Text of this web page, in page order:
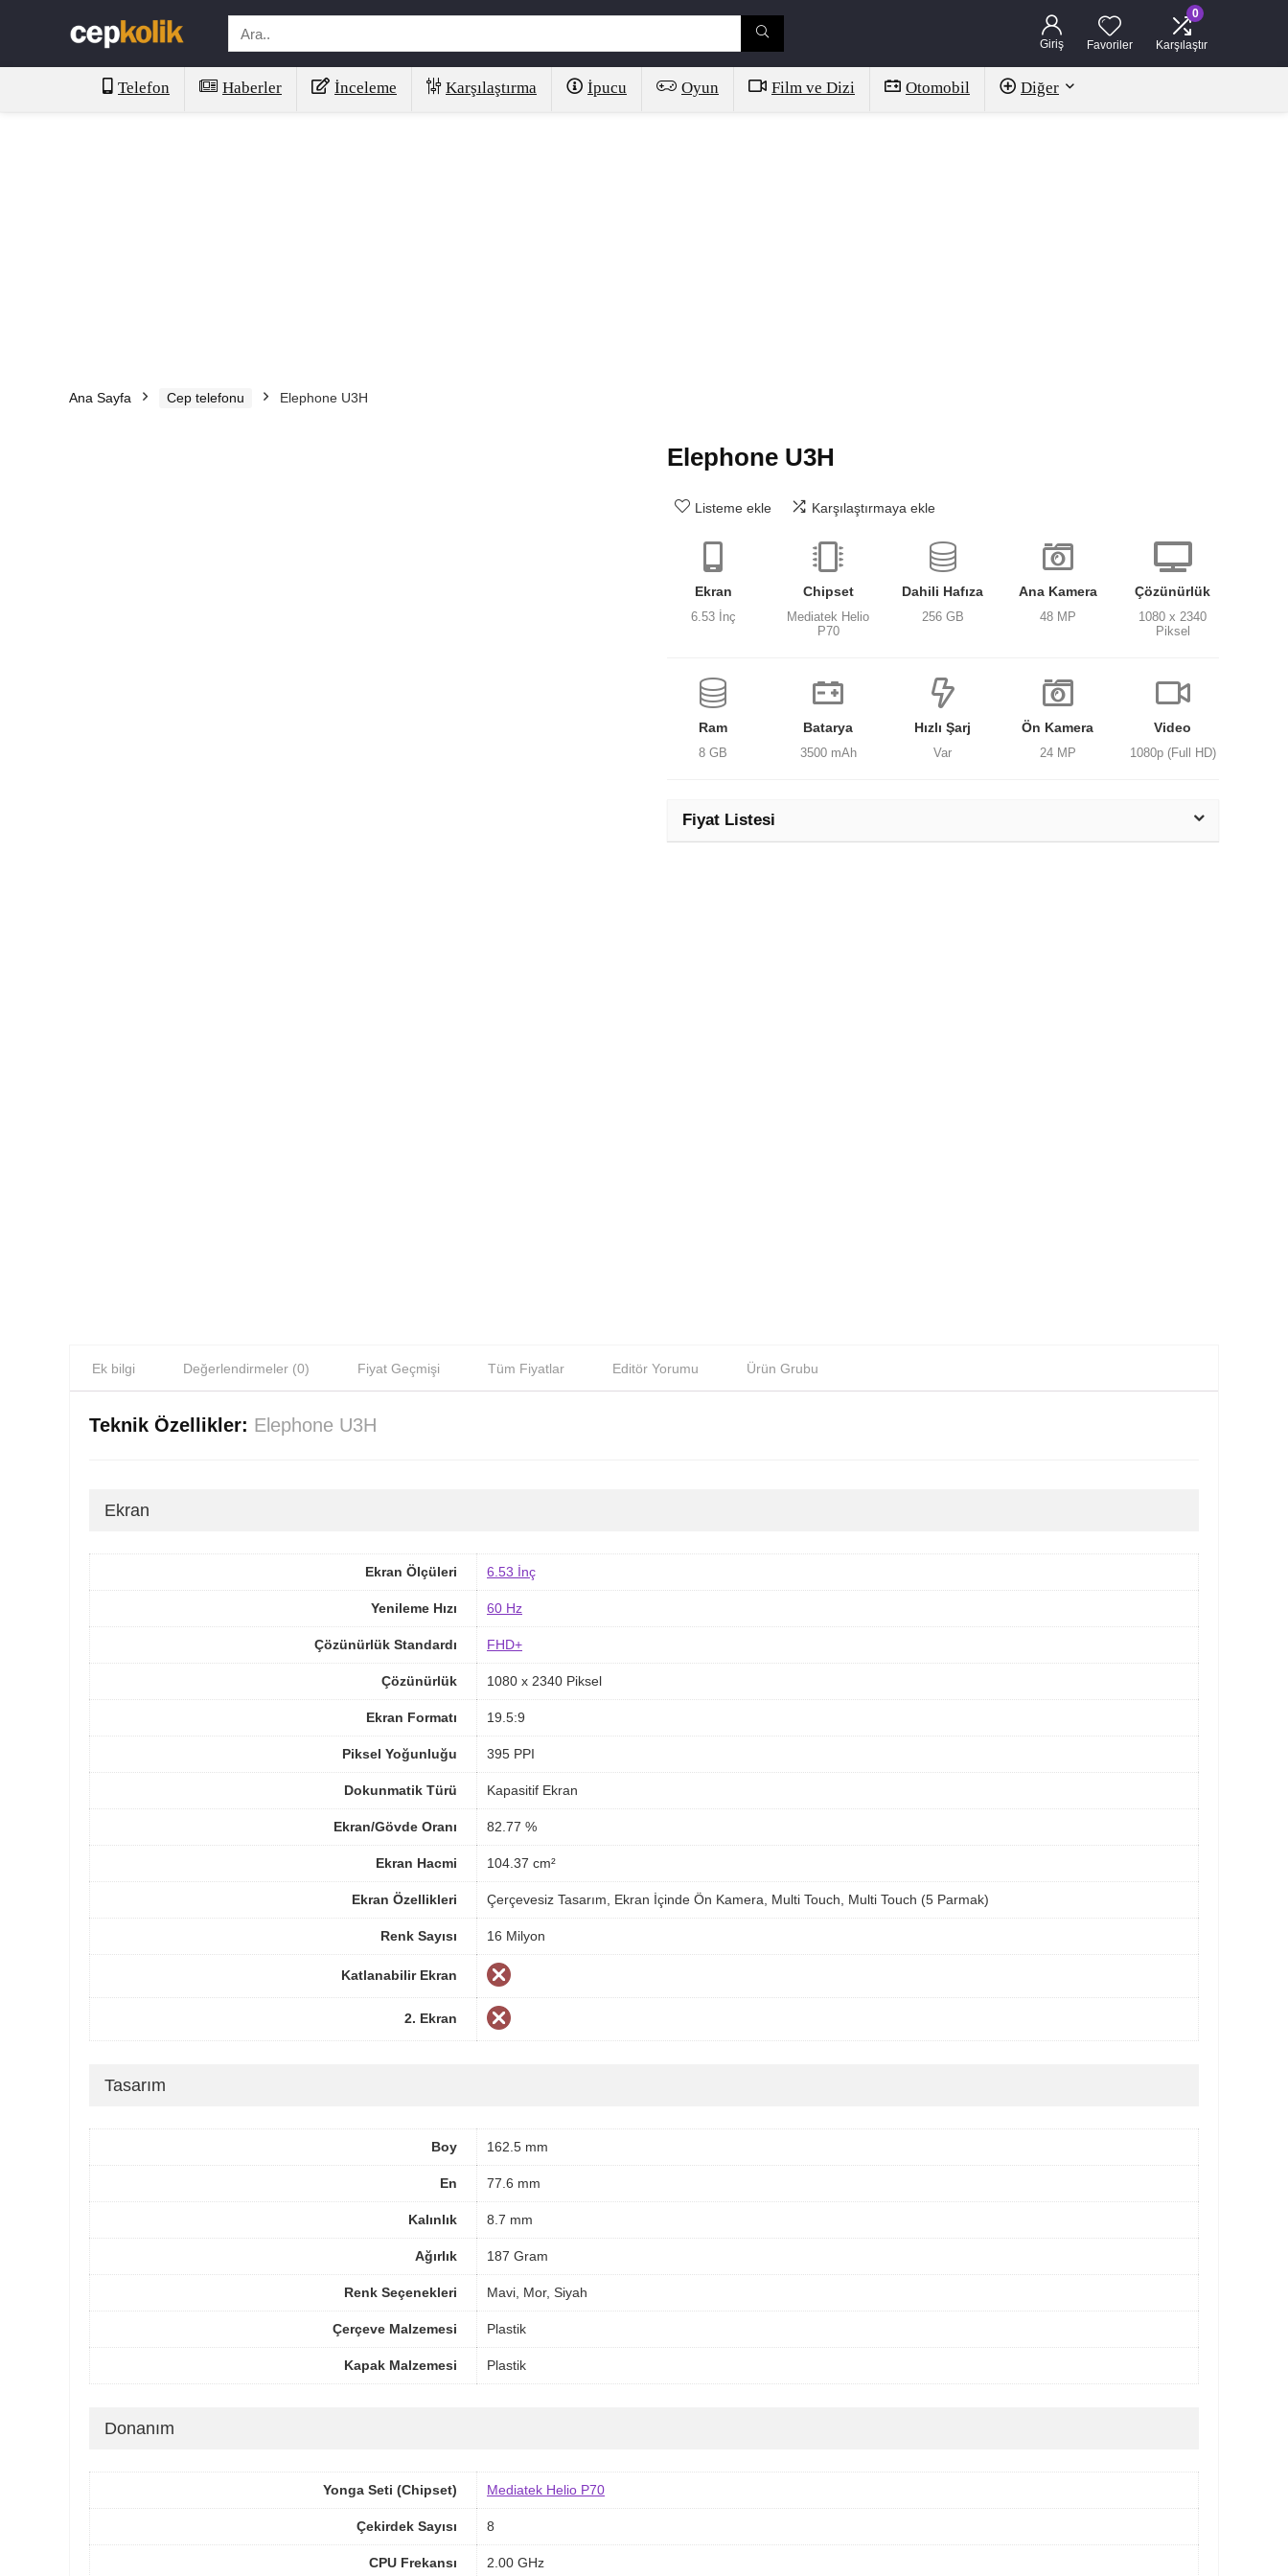
Giriş Favoriler
0
Karşılaştır
Telefon Haberler İnceleme Karşılaştırma İpucu Oyun Film ve Dizi Otomobil Diğer
Ana Sayfa Cep telefonu Elephone U3H
Elephone U3H
Listeme ekle Karşılaştırmaya ekle
Ekran
6.53 İnç
Chipset
Mediatek Helio
P70
Dahili Hafıza
256 GB
Ana Kamera
48 MP
Çözünürlük
1080 x 2340
Piksel
Ram
8 GB
Batarya
3500 mAh
Hızlı Şarj
Var
Ön Kamera
24 MP
Video
1080p (Full HD)
Fiyat Listesi
Ek bilgi Değerlendirmeler (0) Fiyat Geçmişi Tüm Fiyatlar Editör Yorumu Ürün Grubu
Teknik Özellikler: Elephone U3H
Ekran
Ekran Ölçüleri 6.53 İnç
Yenileme Hızı 60 Hz
Çözünürlük Standardı FHD+
Çözünürlük 1080 x 2340 Piksel
Ekran Formatı 19.5:9
Piksel Yoğunluğu 395 PPI
Dokunmatik Türü Kapasitif Ekran
Ekran/Gövde Oranı 82.77 %
Ekran Hacmi 104.37 cm²
Ekran Özellikleri Çerçevesiz Tasarım, Ekran İçinde Ön Kamera, Multi Touch, Multi Touch (5 Parmak)
Renk Sayısı 16 Milyon
Katlanabilir Ekran
2. Ekran
Tasarım
Boy 162.5 mm
En 77.6 mm
Kalınlık 8.7 mm
Ağırlık 187 Gram
Renk Seçenekleri Mavi, Mor, Siyah
Çerçeve Malzemesi Plastik
Kapak Malzemesi Plastik
Donanım
Yonga Seti (Chipset) Mediatek Helio P70
Çekirdek Sayısı 8
CPU Frekansı 2.00 GHz